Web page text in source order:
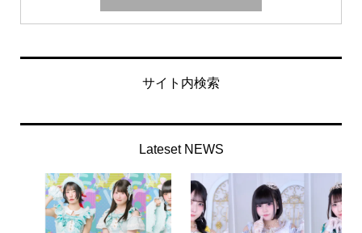
サイト内検索
Lateset NEWS